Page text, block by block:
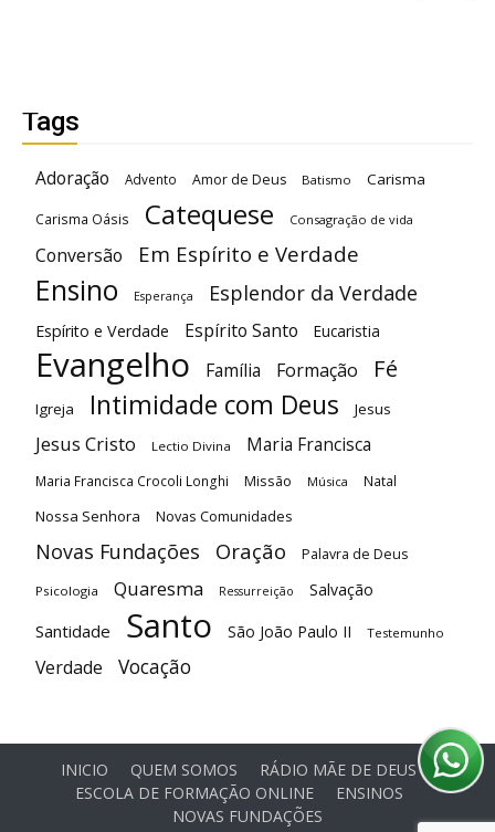
Tags
Adoração Advento Amor de Deus Batismo Carisma
Carisma Oásis Catequese Consagração de vida
Conversão Em Espírito e Verdade
Ensino Esperança Esplendor da Verdade
Espírito e Verdade Espírito Santo Eucaristia
Evangelho Família Formação Fé
Igreja Intimidade com Deus Jesus
Jesus Cristo Lectio Divina Maria Francisca
Maria Francisca Crocoli Longhi Missão Música Natal
Nossa Senhora Novas Comunidades
Novas Fundações Oração Palavra de Deus
Psicologia Quaresma Ressurreição Salvação
Santidade Santo São João Paulo II Testemunho
Verdade Vocação
INICIO QUEM SOMOS
RÁDIO MÃE DE DEUS
ESCOLA DE FORMAÇÃO ONLINE
ENSINOS
NOVAS FUNDAÇÕES